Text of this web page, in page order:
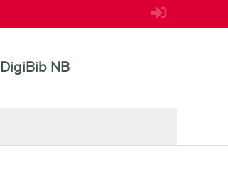
DigiBib NB